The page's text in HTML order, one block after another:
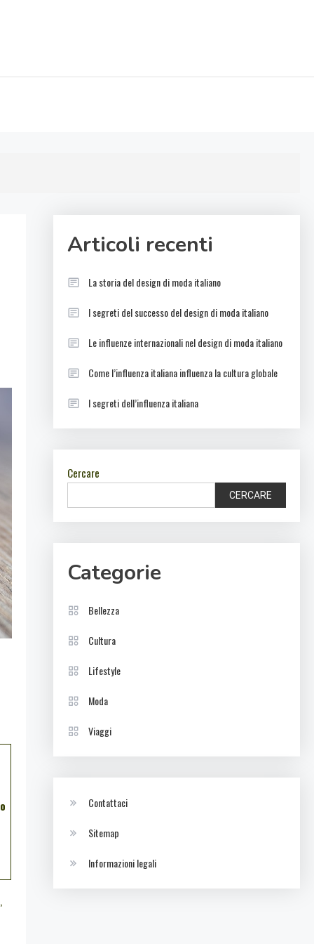
,
Articoli recenti
La storia del design di moda italiano
I segreti del successo del design di moda italiano
Le influenze internazionali nel design di moda italiano
Come l’influenza italiana influenza la cultura globale
I segreti dell’influenza italiana
Cercare
CERCARE
Categorie
Bellezza
Cultura
Lifestyle
Moda
Viaggi
Contattaci
Sitemap
Informazioni legali